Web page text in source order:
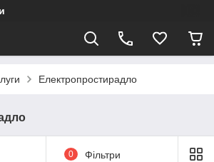
Електропростирадло
0 Фільтри